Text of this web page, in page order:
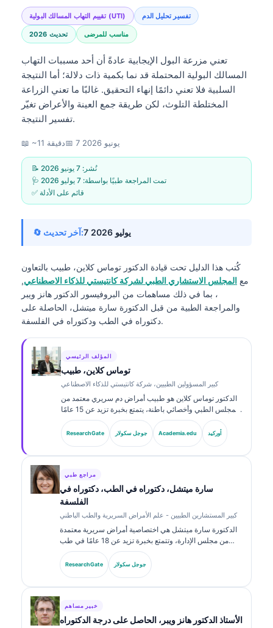
تقييم التهاب المسالك البولية (UTI) تفسير تحليل الدم
تحديث 2026 مناسب للمرضى
تعني مزرعة البول الإيجابية عادةً أن أحد مسببات التهاب
المسالك البولية المحتملة قد نما بكمية ذات دلالة؛ أما النتيجة
السلبية فلا تعني دائمًا إنهاء التحقيق. غالبًا ما تعني الزراعة
المختلطة التلوث، لكن طريقة جمع العينة والأعراض تغيّر
تفسير النتيجة.
📖 ~11 دقيقة📅 7 يونيو 2026
📝 نُشر: 7 يونيو 2026
🩺 تمت المراجعة طبيًا بواسطة: 7 يوليو 2026
✅ قائم على الأدلة
🔄 آخر تحديث: 7 يوليو 2026
كُتب هذا الدليل تحت قيادة الدكتور توماس كلاين، طبيب بالتعاون
مع المجلس الاستشاري الطبي لشركة كانتيستي للذكاء الاصطناعي,
، بما في ذلك مساهمات من البروفيسور الدكتور هانز ويبر
والمراجعة الطبية من قبل الدكتورة سارة ميتشل، الحاصلة على
دكتوراه في الطب ودكتوراه في الفلسفة.
المؤلف الرئيسي
توماس كلاين، طبيب
كبير المسؤولين الطبيين، شركة كانتيستي للذكاء الاصطناعي
الدكتور توماس كلاين هو طبيب أمراض دم سريري معتمد من
المجلس الطبي وأخصائي باطنة، يتمتع بخبرة تزيد عن 15 عامًا
في طب المختبرات والتحليل السريري المدعوم بالذكاء
الاصطناعي. بصفته كبير مسؤولي الشؤون الطبية في
Kantesti AI، يوفّر إشرافًا سريريًا على دقة المعلومات الطبية
ResearchGate جوجل سكولار Academia.edu أوركيد
مراجع طبي
سارة ميتشل، دكتوراه في الطب، دكتوراه في
الفلسفة
كبير المستشارين الطبيين - علم الأمراض السريرية والطب الباطني
الدكتورة سارة ميتشل هي اختصاصية أمراض سريرية معتمدة
من مجلس الإدارة، وتتمتع بخبرة تزيد عن 18 عامًا في طب
المختبرات والتحليل التشخيصي. تحمل شهادات تخصص في
الكيمياء السريرية، ونشرت على نطاق واسع حول لوحات
ResearchGate جوجل سكولار
خبير مساهم
الأستاذ الدكتور هانز ويبر، الحاصل على درجة الدكتوراه